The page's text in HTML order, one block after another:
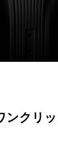
ンクリ